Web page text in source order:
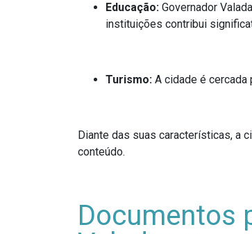
Educação: Governador
instituições contribui
Turismo: A cidade é cercada
Diante das suas características, a
conteúdo.
Documentos